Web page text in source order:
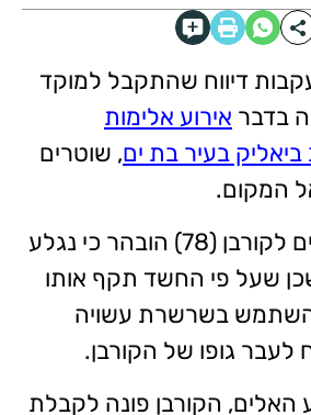
דיווח שהתקבל למוקד
אירוע אלימות
בעיר בת ים, שוטרים
המקום.
עת חברו השוטרים לקורבן (78) הובהר כי נגלע
שעל פי החשד תקף אותו
בשרשרת עשויה
לעבר גופו של הקורבן.
האלים, הקורבן פונה לקבלת